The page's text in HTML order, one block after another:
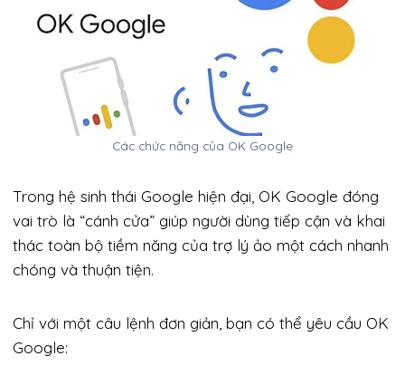
Các chức năng của OK Google
Trong hệ sinh thái Google hiện đại, OK Google đóng
vai trò là “cánh cửa” giúp người dùng tiếp cận và khai
thác toàn bộ tiềm năng của trợ lý ảo một cách nhanh
chóng và thuận tiện.
Chỉ với một câu lệnh đơn giản, bạn có thể yêu cầu OK
Google: